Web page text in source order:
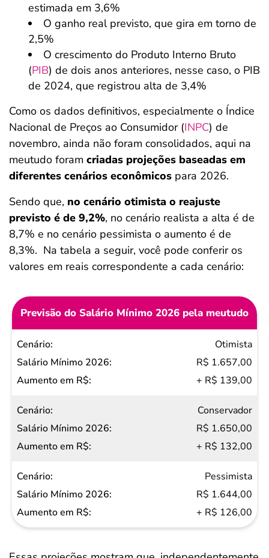
estimada em 3,6%
O ganho real previsto, que gira em torno de
2,5%
O crescimento do Produto Interno Bruto
(PIB) de dois anos anteriores, nesse caso, o PIB
de 2024, que registrou alta de 3,4%
Como os dados definitivos, especialmente o Índice
Nacional de Preços ao Consumidor (INPC) de
novembro, ainda não foram consolidados, aqui na
meutudo foram criadas projeções baseadas em
diferentes cenários econômicos para 2026.
Sendo que, no cenário otimista o reajuste
previsto é de 9,2%, no cenário realista a alta é de
8,7% e no cenário pessimista o aumento é de
8,3%. Na tabela a seguir, você pode conferir os
valores em reais correspondente a cada cenário:
Previsão do Salário Mínimo 2026 pela meutudo
Cenário
Salário
Mínimo
Aumento
em R$
Otimista
R$ 1.657,00
+ R$ 139,00
Conservador
R$ 1.650,00
+ R$ 132,00
Pessimista
R$ 1.644,00
+ R$ 126,00